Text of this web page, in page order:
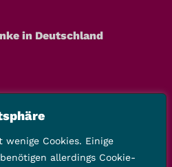
Cookies. Einige
allerdings Cookie-
in Deutschland